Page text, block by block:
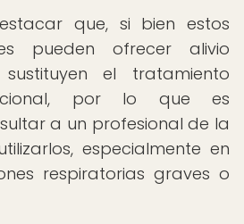
que, si bien estos
pueden ofrecer alivio
el tratamiento
por lo que es
a un profesional de la
especialmente en
respiratorias graves o